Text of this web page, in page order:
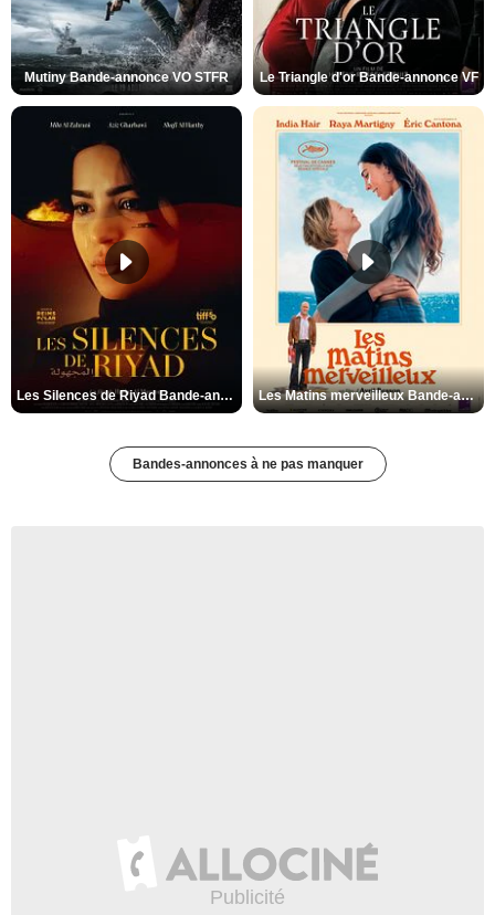
Mutiny Bande-annonce VO STFR Le Triangle d'or Bande-annonce VF
Les Silences de Riyad Bande-annonce VO STFR Les Matins merveilleux Bande-annonce VF
Bandes-annonces à ne pas manquer